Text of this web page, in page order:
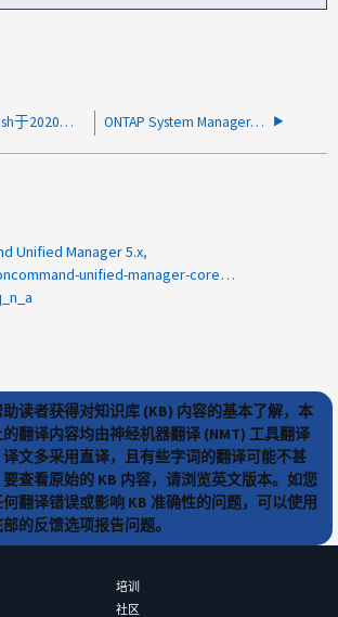
当Adobe Flash于2020年12月停产时、DFM会受到什么影响 ONTAP System Manager如何更新磁盘固件？
Unified Manager 5.x
product-categories:oncommand-unified-manager-core-package
读者获得对知识库 (KB) 内容的基本了解，本
翻译内容均由神经机器翻译 (NMT) 工具翻译
文多采用直译，且有些字词的翻译可能不甚
查看原始的 KB 内容，请浏览英文版本。如您
翻译错误或影响 KB 准确性的问题，可以使用
的反馈选项报告问题。
培训
社区